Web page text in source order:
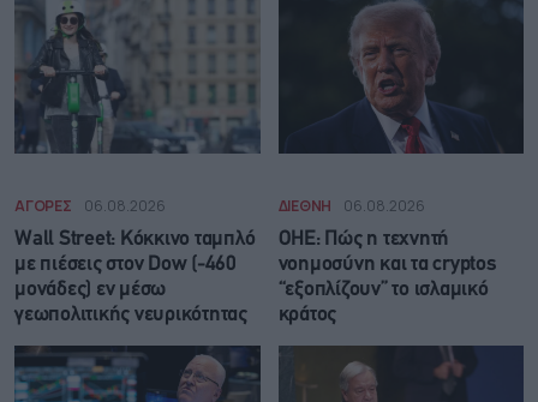
ΑΓΟΡΕΣ 06.08.2026
Wall Street: Κόκκινο ταμπλό
με πιέσεις στον Dow (-460
μονάδες) εν μέσω
γεωπολιτικής νευρικότητας
ΔΙΕΘΝΗ 06.08.2026
ΟΗΕ: Πώς η τεχνητή
νοημοσύνη και τα cryptos
“εξοπλίζουν” το ισλαμικό
κράτος